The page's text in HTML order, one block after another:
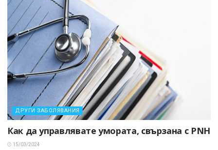
ДРУГИ ЗАБОЛЯВАНИЯ
Как да управлявате умората, свързана с PNH
15/03/2024